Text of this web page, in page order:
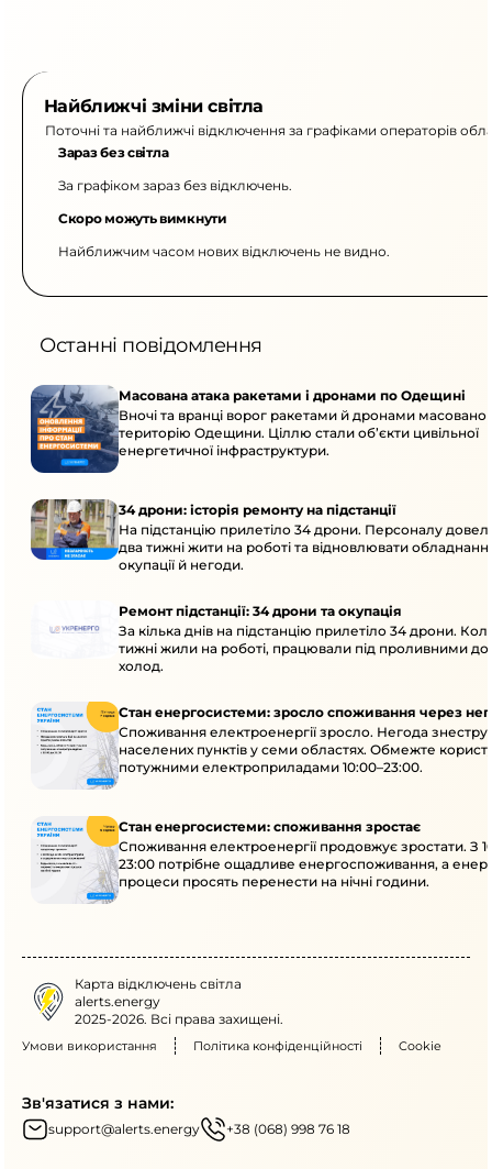
Найближчі зміни світла
Поточні та найближчі відключення за графіками операторів
Зараз без світла
За графіком зараз без відключень.
Скоро можуть вимкнути
Найближчим часом нових відключень не видно.
Останні повідомлення
Масована атака ракетами і дронами по Одещині
Вночі та вранці ворог ракетами й дронами масовано
територію Одещини. Ціллю стали об’єкти цивільної
енергетичної інфраструктури.
34 дрони: історія ремонту на підстанції
На підстанцію прилетіло 34 дрони. Персоналу
два тижні жити на роботі та відновлювати
окупації й негоди.
Ремонт підстанції: 34 дрони та окупація
За кілька днів на підстанцію прилетіло 34 дрони.
тижні жили на роботі, працювали під проливними
холод.
Стан енергосистеми: зросло споживання через
Споживання електроенергії зросло. Негода
населених пунктів у семи областях. Обмежте
потужними електроприладами 10:00–23:00.
Стан енергосистеми: споживання зростає
Споживання електроенергії продовжує зростати. З
23:00 потрібне ощадливе енергоспоживання, а
процеси просять перенести на нічні години.
Карта відключень світла
alerts.energy
2025-2026. Всі права захищені.
Умови використання Політика конфіденційності Cookie
Зв'язатися з нами:
support@alerts.energy +38 (068) 998 76 18